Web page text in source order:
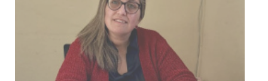
Investigación de policías de
Tacuarembó permitió recuperar en
Brasil una camioneta hurtada en
Villa Ansina